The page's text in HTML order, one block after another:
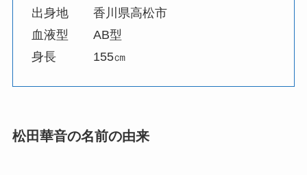
出身地 香川県高松市
血液型 AB型
身長 155㎝
松田華音の名前の由来